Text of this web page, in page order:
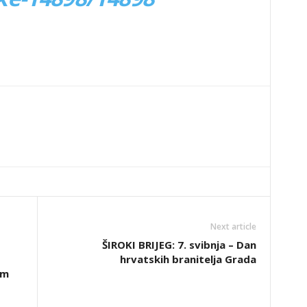
Next article
ŠIROKI BRIJEG: 7. svibnja – Dan
hrvatskih branitelja Grada